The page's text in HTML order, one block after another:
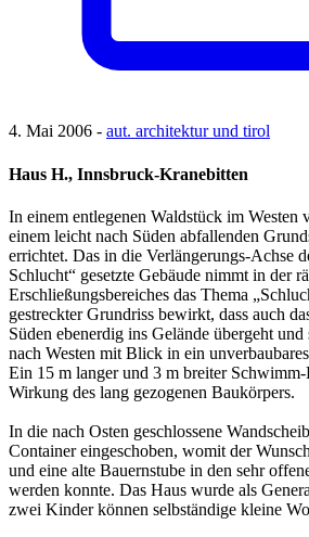
4. Mai 2006 - aut. architektur und tirol
Haus H., Innsbruck-Kranebitten
In einem entlegenen Waldstück im Westen
einem leicht nach Süden abfallenden
errichtet. Das in die Verlängerungs-Achse
Schlucht“ gesetzte Gebäude nimmt in der
Erschließungsbereiches das Thema
gestreckter Grundriss bewirkt, dass auch
Süden ebenerdig ins Gelände übergeht
nach Westen mit Blick in ein
Ein 15 m langer und 3 m breiter
Wirkung des lang gezogenen Baukörpers.
In die nach Osten geschlossene
Container eingeschoben, womit der
und eine alte Bauernstube in den sehr
werden konnte. Das Haus wurde als
zwei Kinder können selbständige kleine